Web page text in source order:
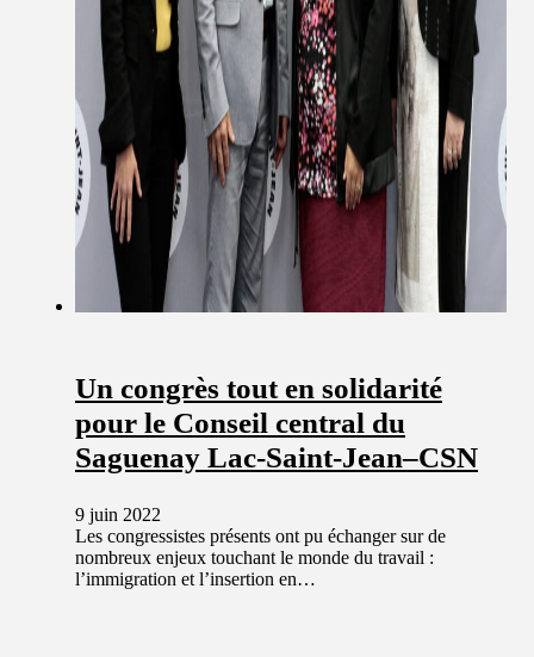
Un congrès tout en solidarité
pour le Conseil central du
Saguenay Lac-Saint-Jean–CSN
9 juin 2022
Les congressistes présents ont pu échanger sur de
nombreux enjeux touchant le monde du travail :
l’immigration et l’insertion en…